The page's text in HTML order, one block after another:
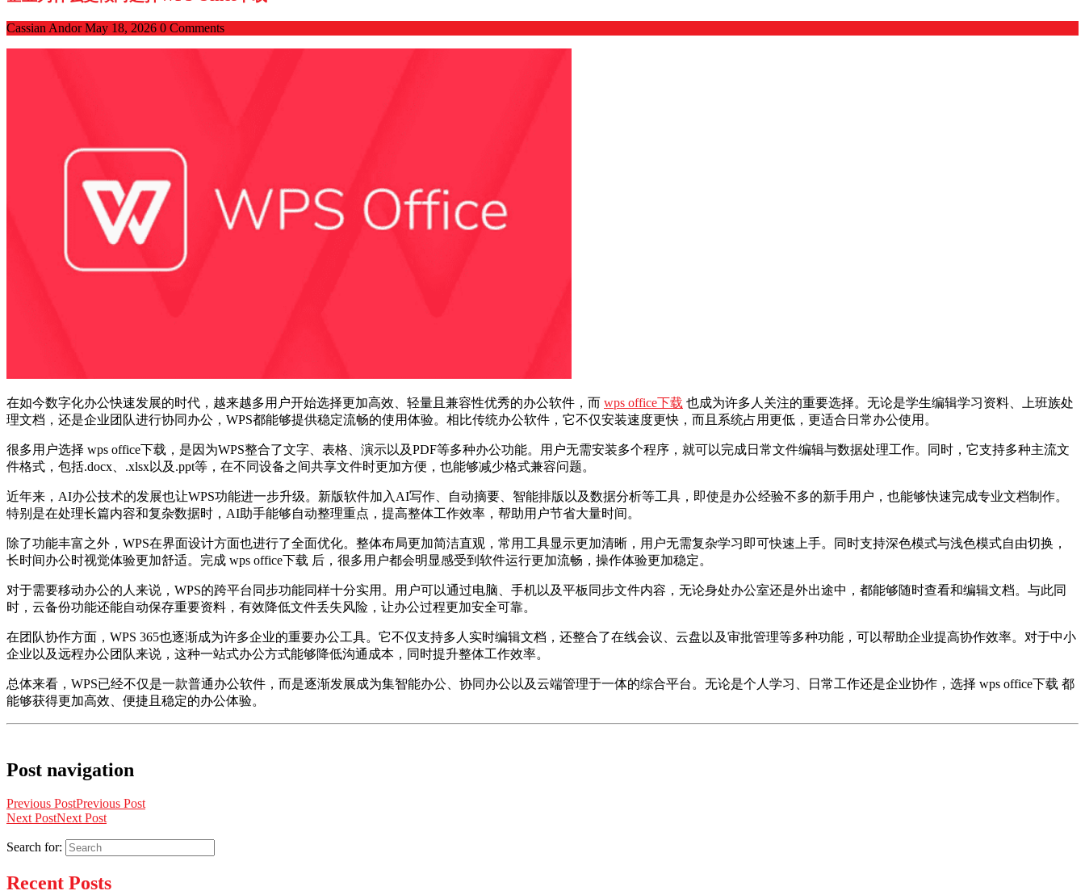
Cassian Andor May 18, 2026 0 Comments
在如今数字化办公快速发展的时代，越来越多用户开始选择更加高效、轻量且兼容性优秀的办公软件，而 wps office下载 也成为许多人关注的重要选择。无论是学生编辑学习资料、上班族处
理文档，还是企业团队进行协同办公，WPS都能够提供稳定流畅的使用体验。相比传统办公软件，它不仅安装速度更快，而且系统占用更低，更适合日常办公使用。
很多用户选择 wps office下载，是因为WPS整合了文字、表格、演示以及PDF等多种办公功能。用户无需安装多个程序，就可以完成日常文件编辑与数据处理工作。同时，它支持多种主流文
件格式，包括.docx、.xlsx以及.ppt等，在不同设备之间共享文件时更加方便，也能够减少格式兼容问题。
近年来，AI办公技术的发展也让WPS功能进一步升级。新版软件加入AI写作、自动摘要、智能排版以及数据分析等工具，即使是办公经验不多的新手用户，也能够快速完成专业文档制作。
特别是在处理长篇内容和复杂数据时，AI助手能够自动整理重点，提高整体工作效率，帮助用户节省大量时间。
除了功能丰富之外，WPS在界面设计方面也进行了全面优化。整体布局更加简洁直观，常用工具显示更加清晰，用户无需复杂学习即可快速上手。同时支持深色模式与浅色模式自由切换，
长时间办公时视觉体验更加舒适。完成 wps office下载 后，很多用户都会明显感受到软件运行更加流畅，操作体验更加稳定。
对于需要移动办公的人来说，WPS的跨平台同步功能同样十分实用。用户可以通过电脑、手机以及平板同步文件内容，无论身处办公室还是外出途中，都能够随时查看和编辑文档。与此同
时，云备份功能还能自动保存重要资料，有效降低文件丢失风险，让办公过程更加安全可靠。
在团队协作方面，WPS 365也逐渐成为许多企业的重要办公工具。它不仅支持多人实时编辑文档，还整合了在线会议、云盘以及审批管理等多种功能，可以帮助企业提高协作效率。对于中小
企业以及远程办公团队来说，这种一站式办公方式能够降低沟通成本，同时提升整体工作效率。
总体来看，WPS已经不仅是一款普通办公软件，而是逐渐发展成为集智能办公、协同办公以及云端管理于一体的综合平台。无论是个人学习、日常工作还是企业协作，选择 wps office下载 都
能够获得更加高效、便捷且稳定的办公体验。
Post navigation
Previous PostPrevious Post
Next PostNext Post
Search for:
Recent Posts